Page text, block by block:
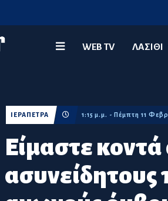
WEB TV ΛΑΣΊΘΙ
Είμαστε
ασυνείδητους
ΙΕΡΑΠΕΤΡΑ 1:15 μ.μ. - Πέμπτη 11